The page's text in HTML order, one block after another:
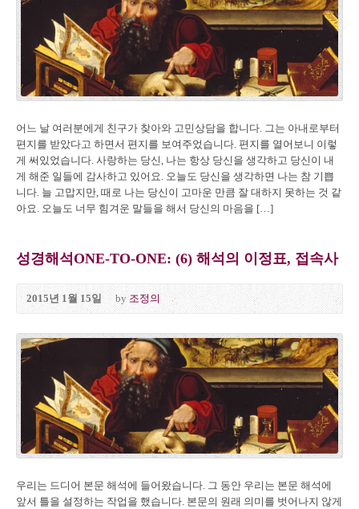
어느 날 여러분에게 친구가 찾아와 고민상담을 합니다. 그는 아내로부터
편지를 받았다고 하면서 편지를 보여주었습니다. 편지를 열어보니 이렇
게 써있었습니다. 사랑하는 당신, 나는 항상 당신을 생각하고 당신이 내
게 해준 일들에 감사하고 있어요. 오늘도 당신을 생각하면 나는 참 기쁩
니다. 늘 고맙지만, 때로 나는 당신이 고마운 만큼 잘 대하지 못하는 것 같
아요. 오늘도 너무 힘겨운 말들을 해서 당신의 마음을 […]
성경해석ONE-TO-ONE: (6) 해석의 이정표, 접속사
2015년 1월 15일 by 조정의
우리는 드디어 본문 해석에 들어왔습니다. 그 동안 우리는 본문 해석에
앞서 틀을 설정하는 작업을 했습니다. 본문의 원래 의미를 벗어나지 않게